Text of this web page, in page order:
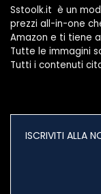
Sstoolk.it è un
prezzi all-in-one
Amazon e ti tiene
Tutte le immagini
Tutti i contenuti
ISCRIVITI ALLA